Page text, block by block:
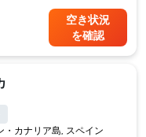
空き状況
を確認
・カナリア島, スペイン